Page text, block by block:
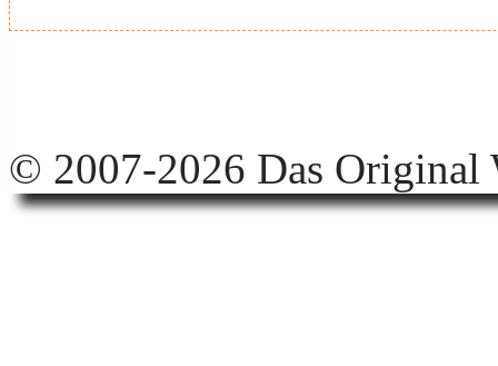
© 2007-2026 Das Original